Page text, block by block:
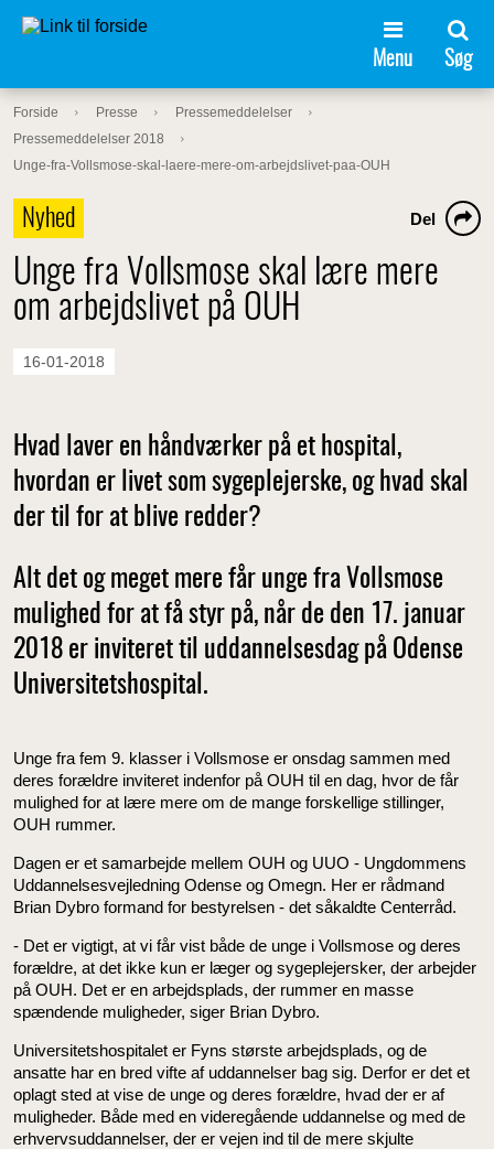
Menu Søg
Forside Presse
Pressemeddelelser
Pressemeddelelser 2018
Unge-fra-Vollsmose-skal-laere-mere-om-arbejdslivet-paa-OUH
Nyhed
Unge fra Vollsmose skal lære mere
om arbejdslivet på OUH
Del
16-01-2018
Hvad laver en håndværker på et hospital,
hvordan er livet som sygeplejerske, og hvad skal
der til for at blive redder?
Alt det og meget mere får unge fra Vollsmose
mulighed for at få styr på, når de den 17. januar
2018 er inviteret til uddannelsesdag på Odense
Universitetshospital.
Unge fra fem 9. klasser i Vollsmose er onsdag sammen med
deres forældre inviteret indenfor på OUH til en dag, hvor de får
mulighed for at lære mere om de mange forskellige stillinger,
OUH rummer.
Dagen er et samarbejde mellem OUH og UUO - Ungdommens
Uddannelsesvejledning Odense og Omegn. Her er rådmand
Brian Dybro formand for bestyrelsen - det såkaldte Centerråd.
- Det er vigtigt, at vi får vist både de unge i Vollsmose og deres
forældre, at det ikke kun er læger og sygeplejersker, der arbejder
på OUH. Det er en arbejdsplads, der rummer en masse
spændende muligheder, siger Brian Dybro.
Universitetshospitalet er Fyns største arbejdsplads, og de
ansatte har en bred vifte af uddannelser bag sig. Derfor er det et
oplagt sted at vise de unge og deres forældre, hvad der er af
muligheder. Både med en videregående uddannelse og med de
erhvervsuddannelser, der er vejen ind til de mere skjulte